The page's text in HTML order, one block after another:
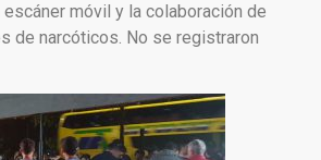
móvil y la colaboración de
de narcóticos. No se registraron